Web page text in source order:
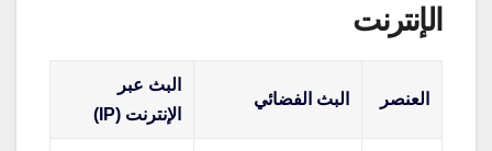
الإنترنت
العنصر البث الفضائي
البث عبر
الإنترنت (IP)